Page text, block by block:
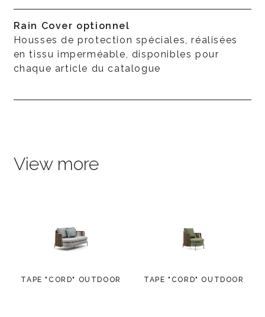
Rain Cover optionnel
Housses de protection spéciales, réalisées
en tissu imperméable, disponibles pour
chaque article du catalogue
View more
TAPE "CORD" OUTDOOR TAPE "CORD" OUTDOOR